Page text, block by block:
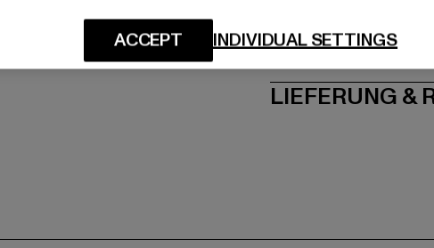
LIEFERUNG &
INDIVIDUAL SETTINGS
ACCEPT